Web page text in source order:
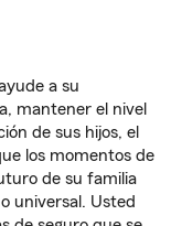
a su
mantener el nivel
de sus hijos, el
los momentos de
de su familia
universal. Usted